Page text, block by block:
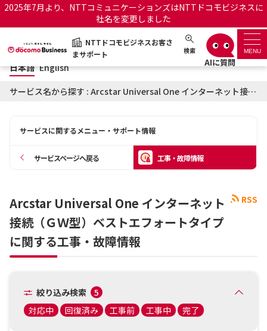
2025年7月より、NTTコミュニケーションズはNTTドコモビジネスに
社名を変更しました
NTTドコモビジネスお客さ
まサポート
検索 MENU
NTTドコモビジネスお客さまサポート 日本語 English
サポートトップ
OCNのお客さまはこちら
工事・故障情報通知サー
オフィシャルサイト
日本語 English
サービス名から探す : Arcstar Universal One インターネット接続（ＧＷ型）ベストエフォートタイプに関する工事・故障情報
サービスに関するメニュー・サポート情報
サービスページへ戻る 工事・故障情報
RSS
Arcstar Universal One インターネット
接続（ＧＷ型）ベストエフォートタイプ
に関する工事・故障情報
絞り込み検索
5
対応中
回復済み 工事前 工事中 完了